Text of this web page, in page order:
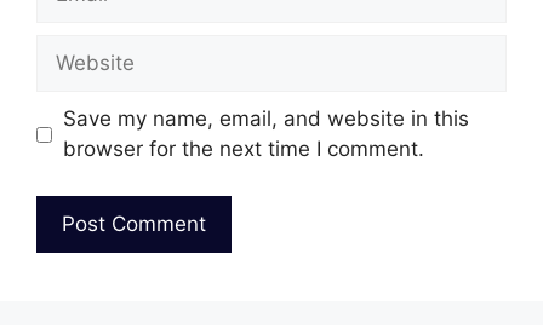
Website
Save my name, email, and website in this
browser for the next time I comment.